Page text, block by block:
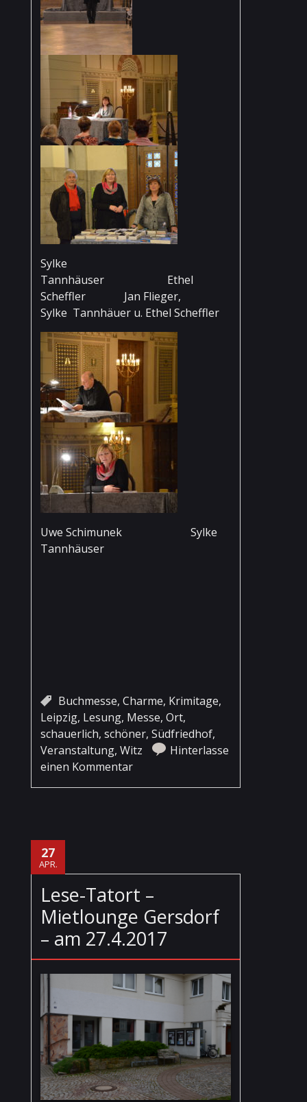
Sylke
Tannhäuser Ethel
Scheffler Jan Flieger,
Sylke Tannhäuer u. Ethel Scheffler
Uwe Schimunek Sylke
Tannhäuser
Buchmesse,Charme, Krimitage,
Leipzig, Lesung, Messe,Ort,
schauerlich,schöner,Südfriedhof,
Veranstaltung,Witz
Hinterlasse
einen Kommentar
27
APR.
Lese-Tatort –
Mietlounge Gersdorf
– am 27.4.2017